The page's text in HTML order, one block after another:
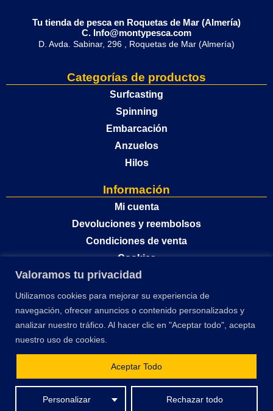
Valoramos tu privacidad
Utilizamos cookies para mejorar su experiencia de
navegación, ofrecer anuncios o contenido personalizados y
analizar nuestro tráfico. Al hacer clic en "Aceptar todo", acepta
nuestro uso de cookies.
Personalizar Rechazar todo
Aceptar Todo
Tu tienda de pesca en Roquetas de Mar (Almería)
C. Info@montypesca.com
D. Avda. Sabinar, 296 , Roquetas de Mar (Almería)
Categorías de productos
Surfcasting
Spinning
Embarcación
Anzuelos
Hilos
Información
Mi cuenta
Devoluciones y reembolsos
Condiciones de venta
Cookies
Política de privacidad
Europea – Next Generation EU